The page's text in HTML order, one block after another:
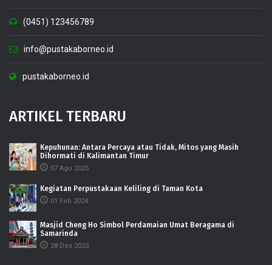
(0451) 123456789
info@pustakaborneo.id
pustakaborneo.id
ARTIKEL TERBARU
Kepuhunan: Antara Percaya atau Tidak, Mitos yang Masih
Dihormati di Kalimantan Timur
07 Agu 2025
Kegiatan Perpustakaan Keliling di Taman Kota
01 Feb 2024
Masjid Cheng Ho Simbol Perdamaian Umat Beragama di
Samarinda
28 Des 2023